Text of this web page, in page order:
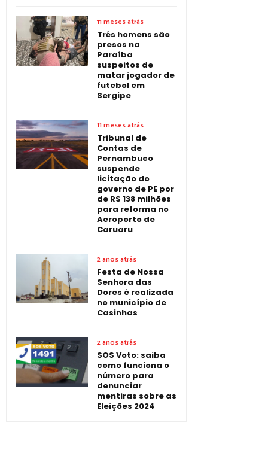
11 meses atrás
Três homens são
presos na
Paraíba
suspeitos de
matar jogador de
futebol em
Sergipe
11 meses atrás
Tribunal de
Contas de
Pernambuco
suspende
licitação do
governo de PE por
de R$ 138 milhões
para reforma no
Aeroporto de
Caruaru
2 anos atrás
Festa de Nossa
Senhora das
Dores é realizada
no município de
Casinhas
2 anos atrás
SOS Voto: saiba
como funciona o
número para
denunciar
mentiras sobre as
Eleições 2024